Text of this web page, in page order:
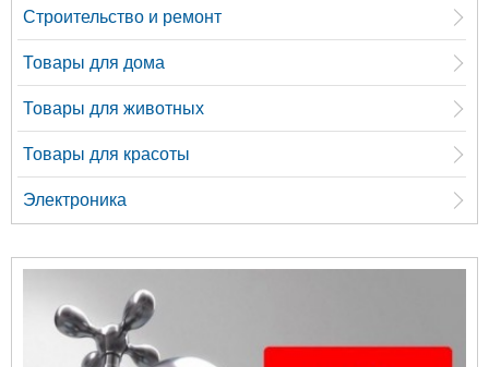
Строительство и ремонт
Товары для дома
Товары для животных
Товары для красоты
Электроника